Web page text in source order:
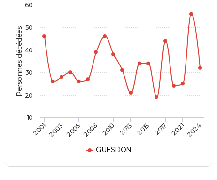
Personnes décédées
GUESDON
20012003 20052008 2010 2013 2015 2017 20212024
10
20
30
40
50
60